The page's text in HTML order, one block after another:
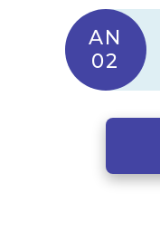
AN
02